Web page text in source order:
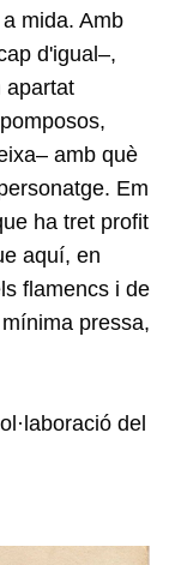
mida. Amb
d'igual–,
apartat
amb què
Em
ha tret profit
aquí, en
flamencs i de
pressa,
del